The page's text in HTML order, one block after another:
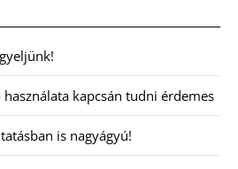
kapcsán tudni érdemes
is nagyágyú!